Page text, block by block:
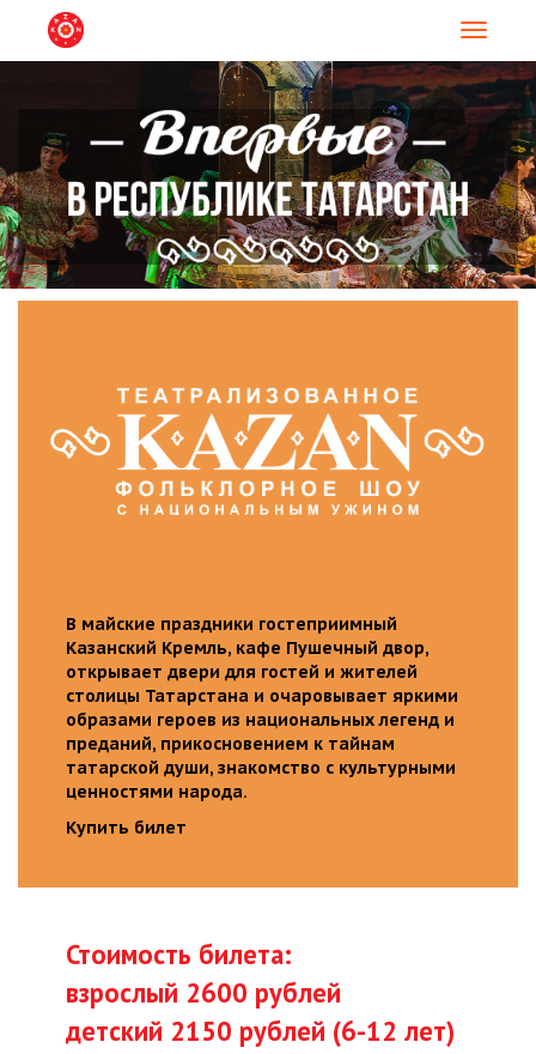
В майские праздники гостеприимный
Казанский Кремль, кафе Пушечный двор,
открывает двери для гостей и жителей
столицы Татарстана и очаровывает яркими
образами героев из национальных легенд и
преданий, прикосновением к тайнам
татарской души, знакомство с культурными
ценностями народа.
Купить билет
Стоимость билета:
взрослый 2600 рублей
детский 2150 рублей (6-12 лет)